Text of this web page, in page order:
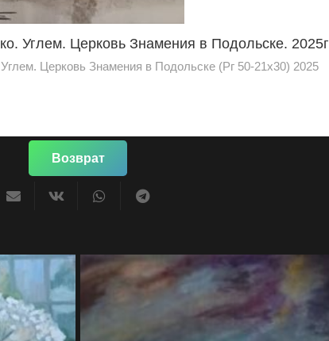
Углем. Церковь Знамения в Подольске. 2025г
Церковь Знамения в Подольске (Рг 50-21х30) 2025
Возврат